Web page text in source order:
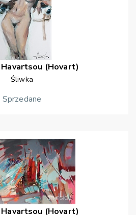
Havartsou (Hovart)
Śliwka
Sprzedane
Havartsou (Hovart)